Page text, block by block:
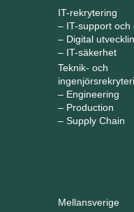
IT-rekrytering
– IT-support och
– Digital
– IT-säkerhet
Teknik- och
– Engineering
– Production
– Supply Chain
Mellansverige